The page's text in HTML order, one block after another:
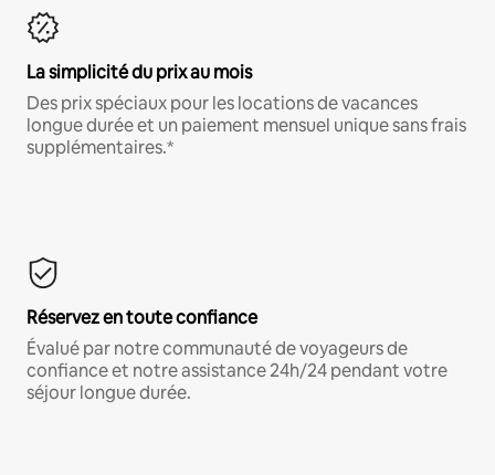
La simplicité du prix au mois
Des prix spéciaux pour les locations de vacances
longue durée et un paiement mensuel unique sans frais
supplémentaires.*
Réservez en toute confiance
Évalué par notre communauté de voyageurs de
confiance et notre assistance 24h/24 pendant votre
séjour longue durée.